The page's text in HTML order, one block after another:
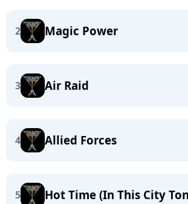
2 Magic Power
3 Air Raid
4 Allied Forces
5 Hot Time (In This City